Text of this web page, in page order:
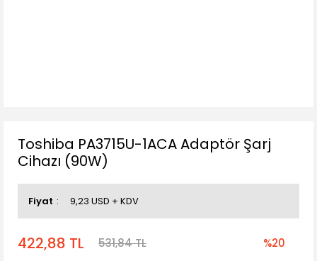
Toshiba PA3715U-1ACA Adaptör Şarj
Cihazı (90W)
Fiyat 9,23 USD + KDV
422,88 TL 531,84 TL %20